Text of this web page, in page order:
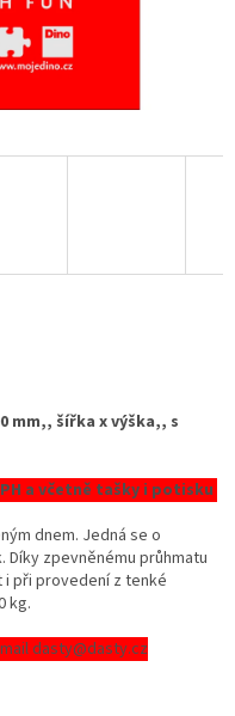
mm,, šířka x výška,, s
a včetně tašky i potisku
dnem. Jedná se o
zpevněnému průhmatu
při provedení z tenké
kg.
dasty@dasty.cz